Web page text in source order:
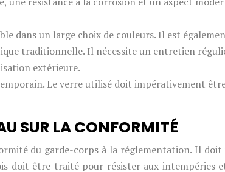
dans un large choix de couleurs. Il est
traditionnelle. Il nécessite un entretien
extérieure.
Le verre utilisé doit impérativement
SUR LA CONFORMITÉ
du garde-corps à la réglementation. Il doit
doit être traité pour résister aux intempéries